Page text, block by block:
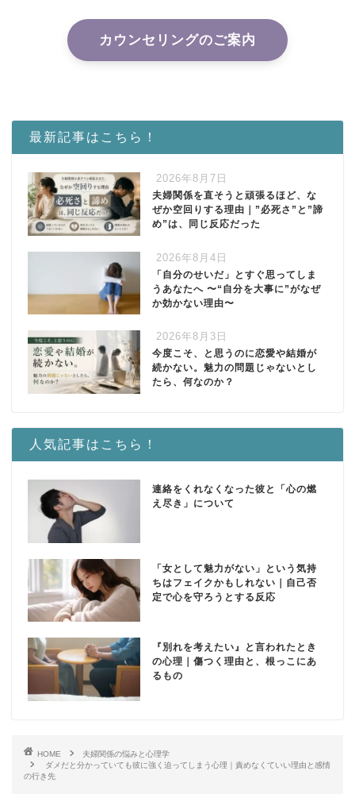
カウンセリングのご案内
最新記事はこちら！
2026年8月7日
夫婦関係を直そうと頑張るほど、な
ぜか空回りする理由｜”必死さ”と”諦
め”は、同じ反応だった
2026年8月4日
「自分のせいだ」とすぐ思ってしま
うあなたへ 〜“自分を大事に”がなぜ
か効かない理由〜
2026年8月3日
今度こそ、と思うのに恋愛や結婚が
続かない。魅力の問題じゃないとし
たら、何なのか？
人気記事はこちら！
連絡をくれなくなった彼と「心の燃
え尽き」について
「女として魅力がない」という気持
ちはフェイクかもしれない｜自己否
定で心を守ろうとする反応
『別れを考えたい』と言われたとき
の心理｜傷つく理由と、根っこにあ
るもの
HOME
夫婦関係の悩みと心理学
ダメだと分かっていても彼に強く迫ってしまう心理｜責めなくていい理由と感情
の行き先